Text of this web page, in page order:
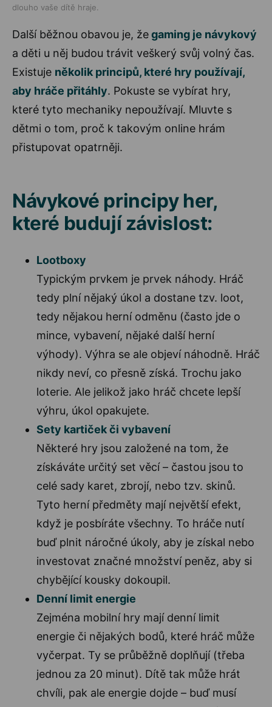
dlouho vaše dítě hraje.
Další běžnou obavou je, žegaming je návykový
a děti u něj budou trávit veškerý svůj volný čas.
Existuje několik principů, které hry používají,
aby hráče přitáhly. Pokuste se vybírat hry,
které tyto mechaniky nepoužívají. Mluvte s
dětmi o tom, proč k takovým online hrám
přistupovat opatrněji.
Návykové principy her,
které budují závislost:
Lootboxy
Typickým prvkem je prvek náhody. Hráč
tedy plní nějaký úkol a dostane tzv. loot,
tedy nějakou herní odměnu (často jde o
mince, vybavení, nějaké další herní
výhody). Výhra se ale objeví náhodně. Hráč
nikdy neví, co přesně získá. Trochu jako
loterie. Ale jelikož jako hráč chcete lepší
výhru, úkol opakujete.
Sety kartiček či vybavení
Některé hry jsou založené na tom, že
získáváte určitý set věcí – častou jsou to
celé sady karet, zbrojí, nebo tzv. skinů.
Tyto herní předměty mají největší efekt,
když je posbíráte všechny. To hráče nutí
buď plnit náročné úkoly, aby je získal nebo
investovat značné množství peněz, aby si
chybějící kousky dokoupil.
Denní limit energie
Zejména mobilní hry mají denní limit
energie či nějakých bodů, které hráč může
vyčerpat. Ty se průběžně doplňují (třeba
jednou za 20 minut). Dítě tak může hrát
chvíli, pak ale energie dojde – buď musí